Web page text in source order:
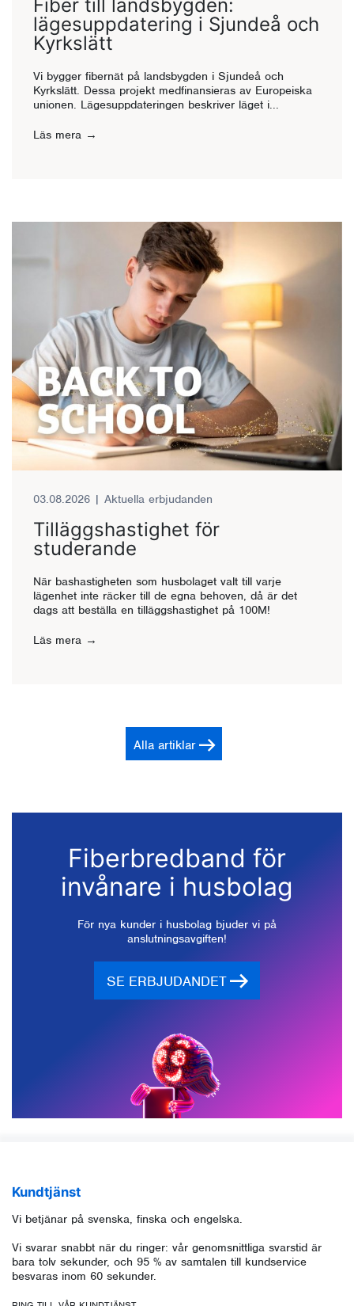
Fiber till landsbygden:
lägesuppdatering i Sjundeå och
Kyrkslätt
Vi bygger fibernät på landsbygden i Sjundeå och
Kyrkslätt. Dessa projekt medfinansieras av Europeiska
unionen. Lägesuppdateringen beskriver läget i...
Läs mera
03.08.2026 | Aktuella erbjudanden
Tilläggshastighet för
studerande
När bashastigheten som husbolaget valt till varje
lägenhet inte räcker till de egna behoven, då är det
dags att beställa en tilläggshastighet på 100M!
Läs mera
Alla artiklar
Fiberbredband för
invånare i husbolag
För nya kunder i husbolag bjuder vi på
anslutningsavgiften!
SE ERBJUDANDET
Kundtjänst
Vi betjänar på svenska, finska och engelska.
Vi svarar snabbt när du ringer: vår genomsnittliga svarstid är
bara tolv sekunder, och 95 % av samtalen till kundservice
besvaras inom 60 sekunder.